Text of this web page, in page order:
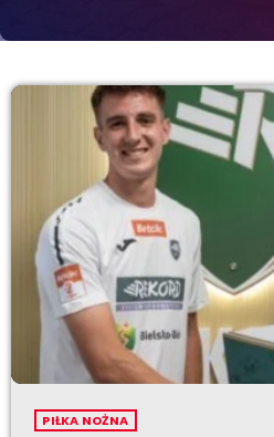
PIŁKA NOŻNA